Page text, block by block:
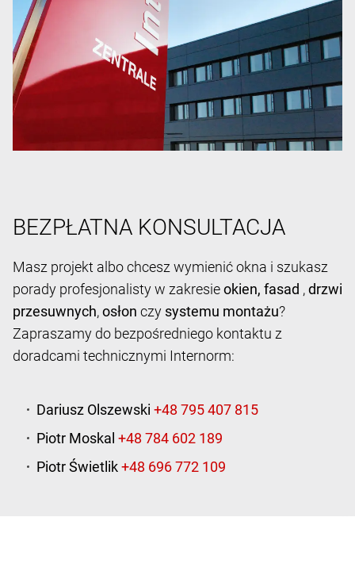
BEZPŁATNA KONSULTACJA
Masz projekt albo chcesz wymienić okna i szukasz
porady profesjonalisty w zakresieokien, fasad ,drzwi
przesuwnych,osłon czy systemu montażu?
Zapraszamy do bezpośredniego kontaktu z
doradcami technicznymi Internorm:
Dariusz Olszewski
Piotr Moskal
Piotr Świetlik